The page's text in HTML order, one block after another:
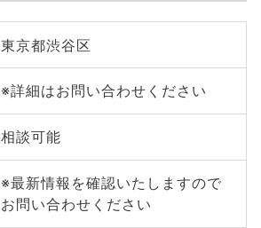
東京都渋谷区
※詳細はお問い合わせください
相談可能
※最新情報を確認いたしますので
お問い合わせください